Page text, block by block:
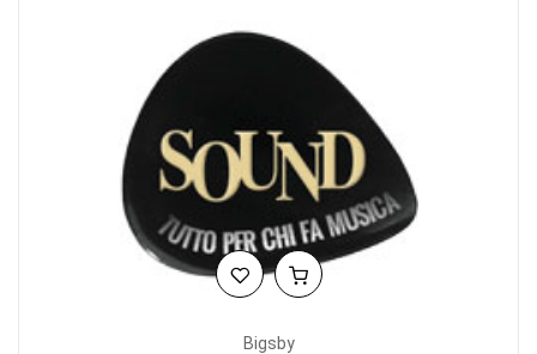
Bigsby